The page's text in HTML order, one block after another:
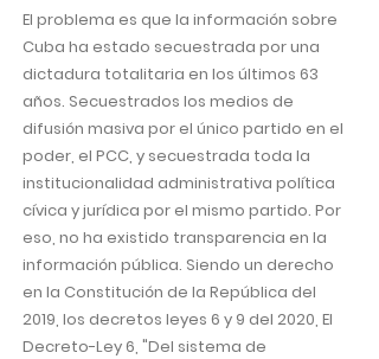
El problema es que la información sobre
Cuba ha estado secuestrada por una
dictadura totalitaria en los últimos 63
años. Secuestrados los medios de
difusión masiva por el único partido en el
poder, el PCC, y secuestrada toda la
institucionalidad administrativa política
cívica y jurídica por el mismo partido. Por
eso, no ha existido transparencia en la
información pública. Siendo un derecho
en la Constitución de la República del
2019, los decretos leyes 6 y 9 del 2020, El
Decreto-Ley 6, "Del sistema de